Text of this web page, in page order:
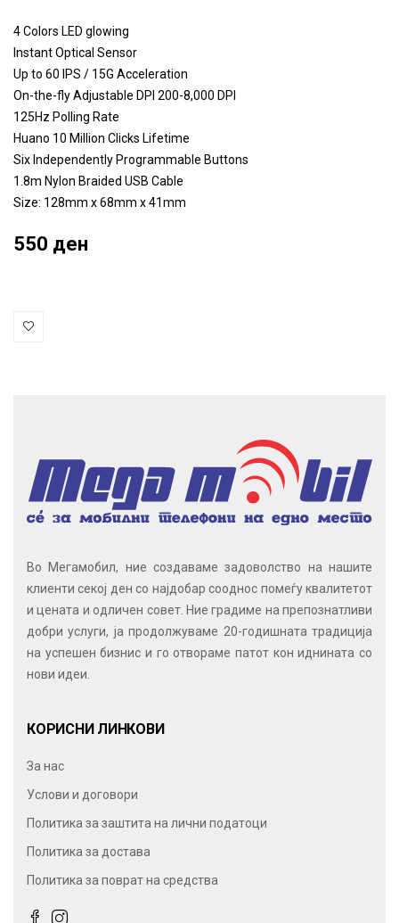
4 Colors LED glowing
Instant Optical Sensor
Up to 60 IPS / 15G Acceleration
On-the-fly Adjustable DPI 200-8,000 DPI
125Hz Polling Rate
Huano 10 Million Clicks Lifetime
Six Independently Programmable Buttons
1.8m Nylon Braided USB Cable
Size: 128mm x 68mm x 41mm
550 ден
Во Мегамобил, ние создаваме задоволство на нашите
клиенти секој ден со најдобар сооднос помеѓу квалитетот
и цената и одличен совет. Ние градиме на препознатливи
добри услуги, ја продолжуваме 20-годишната традиција
на успешен бизнис и го отвораме патот кон иднината со
нови идеи.
КОРИСНИ ЛИНКОВИ
За нас
Услови и договори
Политика за заштита на лични податоци
Политика за достава
Политика за поврат на средства